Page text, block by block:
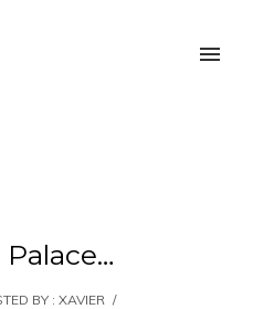
Palace…
BY : XAVIER /